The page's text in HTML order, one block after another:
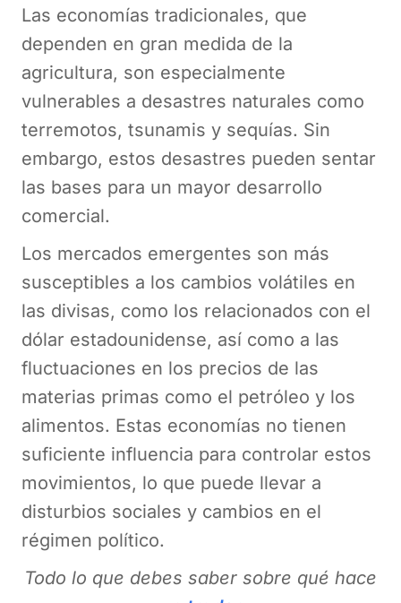
Las economías tradicionales, que
dependen en gran medida de la
agricultura, son especialmente
vulnerables a desastres naturales como
terremotos, tsunamis y sequías. Sin
embargo, estos desastres pueden sentar
las bases para un mayor desarrollo
comercial.
Los mercados emergentes son más
susceptibles a los cambios volátiles en
las divisas, como los relacionados con el
dólar estadounidense, así como a las
fluctuaciones en los precios de las
materias primas como el petróleo y los
alimentos. Estas economías no tienen
suficiente influencia para controlar estos
movimientos, lo que puede llevar a
disturbios sociales y cambios en el
régimen político.
Todo lo que debes saber sobre qué hace